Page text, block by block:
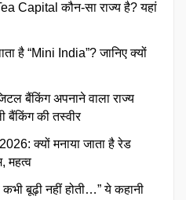
Capital कौन-सा राज्य है? यहां
है “Mini India”? जानिए क्यों
बैंकिंग अपनाने वाला राज्य
बैंकिंग की तस्वीर
क्यों मनाया जाता है रेड
महत्व
बूढ़ी नहीं होती…” ये कहानी